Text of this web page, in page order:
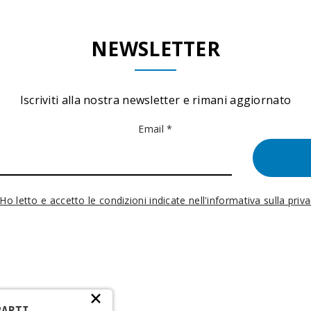
NEWSLETTER
Iscriviti alla nostra newsletter e rimani aggiornato
Email *
Ho letto e accetto le condizioni indicate nell'informativa sulla
×